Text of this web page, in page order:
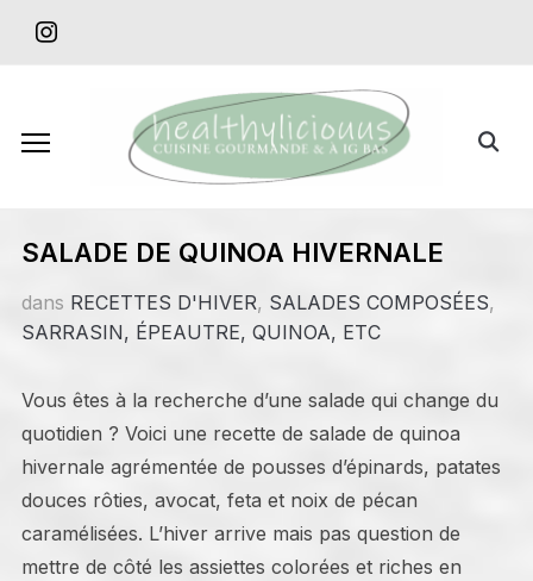
instagram
Search
SALADE DE QUINOA HIVERNALE
dans RECETTES D'HIVER, SALADES COMPOSÉES,
SARRASIN, ÉPEAUTRE, QUINOA, ETC
Vous êtes à la recherche d’une salade qui change du
quotidien ? Voici une recette de salade de quinoa
hivernale agrémentée de pousses d’épinards, patates
douces rôties, avocat, feta et noix de pécan
caramélisées. L’hiver arrive mais pas question de
mettre de côté les assiettes colorées et riches en